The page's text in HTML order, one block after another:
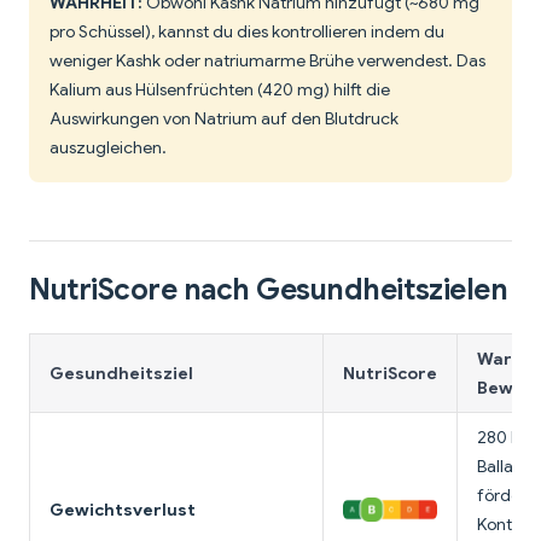
pro Schüssel), kannst du dies kontrollieren indem du
weniger Kashk oder natriumarme Brühe verwendest. Das
Kalium aus Hülsenfrüchten (420 mg) hilft die
Auswirkungen von Natrium auf den Blutdruck
auszugleichen.
NutriScore nach Gesundheitszielen
Gesundheitsziel NutriScore
Gewichtsverlust
280
fördern